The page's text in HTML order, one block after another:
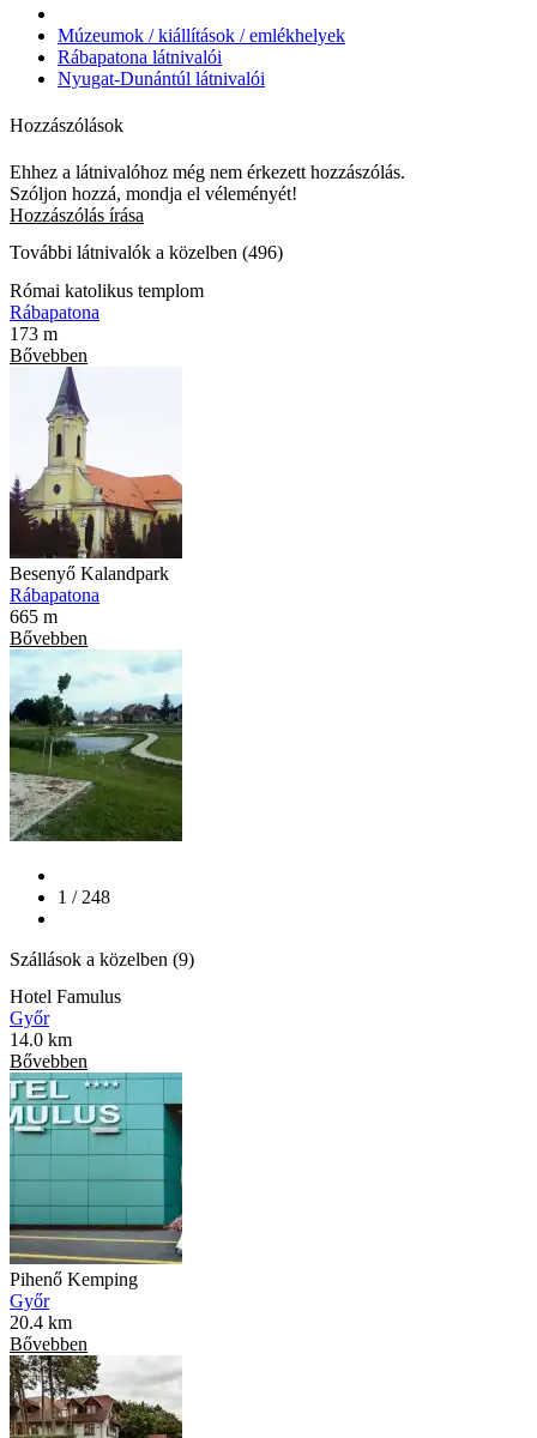
Múzeumok / kiállítások / emlékhelyek
Rábapatona látnivalói
Nyugat-Dunántúl látnivalói
Hozzászólások
Ehhez a látnivalóhoz még nem érkezett hozzászólás.
Szóljon hozzá, mondja el véleményét!
Hozzászólás írása
További látnivalók a közelben (496)
Római katolikus templom
Rábapatona
173 m
Bővebben
Besenyő Kalandpark
Rábapatona
665 m
Bővebben
1 / 248
Szállások a közelben (9)
Hotel Famulus
Győr
14.0 km
Bővebben
Pihenő Kemping
Győr
20.4 km
Bővebben